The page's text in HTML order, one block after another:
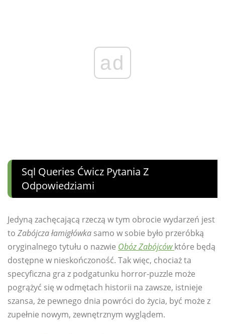
ad
Sql Queries Ćwicz Pytania Z
Odpowiedziami
Jedyną zachęcającą rzeczą w tym obrocie wydarzeń jest
to Zabójcza łamigłówka samo w sobie było przeróbką
oryginalnego tytułu o nazwie Obóz Zabójców które będą
dostępne w nieskończoność. Tak więc, chociaż ta
specyficzna gra z podgatunku horror-puzzle może
pogrążyć się w odmętach historii na zawsze, istnieje
szansa, że ​​pewnego dnia powróci do życia, być może z
zupełnie nowym, zewnętrznym wyglądem.